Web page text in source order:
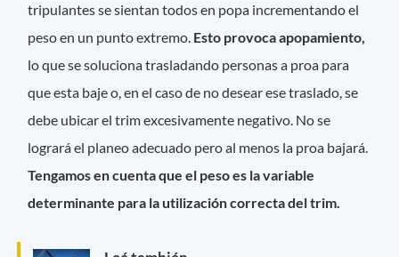
tripulantes se sientan todos en popa incrementando el
peso en un punto extremo. Esto provoca apopamiento,
lo que se soluciona trasladando personas a proa para
que esta baje o, en el caso de no desear ese traslado, se
debe ubicar el trim excesivamente negativo. No se
logrará el planeo adecuado pero al menos la proa bajará.
Tengamos en cuenta que el peso es la variable
determinante para la utilización correcta del trim.